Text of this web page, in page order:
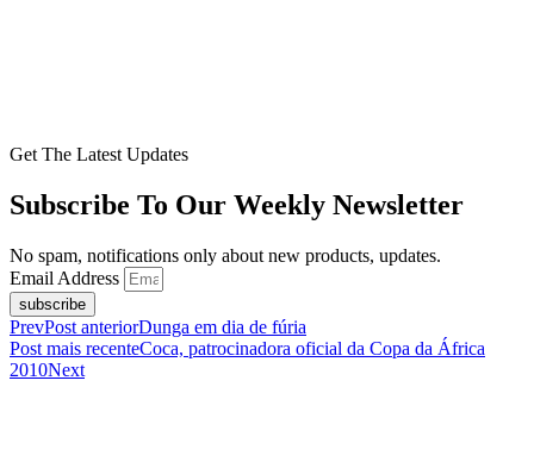
Get The Latest Updates
Subscribe To Our Weekly Newsletter
No spam, notifications only about new products, updates.
Email Address
subscribe
PrevPost anteriorDunga em dia de fúria
Post mais recenteCoca, patrocinadora oficial da Copa da África
2010Next